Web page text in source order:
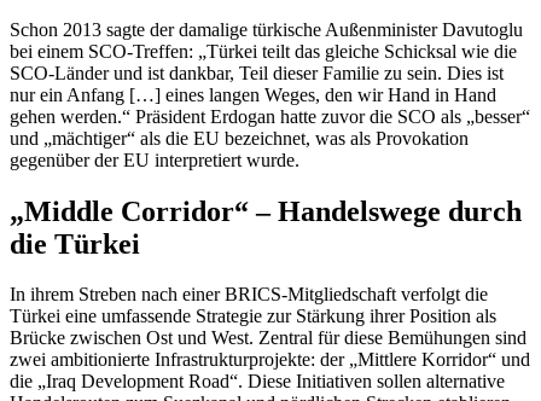
Schon 2013 sagte der damalige türkische Außenminister Davutoglu
bei einem SCO-Treffen: „Türkei teilt das gleiche Schicksal wie die
SCO-Länder und ist dankbar, Teil dieser Familie zu sein. Dies ist
nur ein Anfang […] eines langen Weges, den wir Hand in Hand
gehen werden.“ Präsident Erdogan hatte zuvor die SCO als „besser“
und „mächtiger“ als die EU bezeichnet, was als Provokation
gegenüber der EU interpretiert wurde.
„Middle Corridor“ – Handelswege durch
die Türkei
In ihrem Streben nach einer BRICS-Mitgliedschaft verfolgt die
Türkei eine umfassende Strategie zur Stärkung ihrer Position als
Brücke zwischen Ost und West. Zentral für diese Bemühungen sind
zwei ambitionierte Infrastrukturprojekte: der „Mittlere Korridor“ und
die „Iraq Development Road“. Diese Initiativen sollen alternative